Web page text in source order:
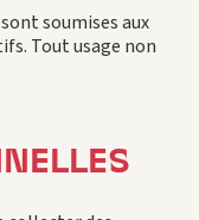
soumises aux
Tout usage non